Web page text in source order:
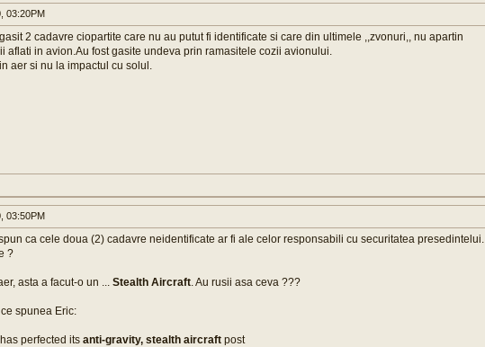
03:20PM
2 cadavre ciopartite care nu au putut fi identificate si care din ultimele ,,zvonuri,, nu apartin
aflati in avion.Au fost gasite undeva prin ramasitele cozii avionului.
aer si nu la impactul cu solul.
03:50PM
ca cele doua (2) cadavre neidentificate ar fi ale celor responsabili cu securitatea presedintelui.
?
asta a facut-o un ... Stealth Aircraft. Au rusii asa ceva ???
spunea Eric:
perfected its anti-gravity, stealth aircraft post